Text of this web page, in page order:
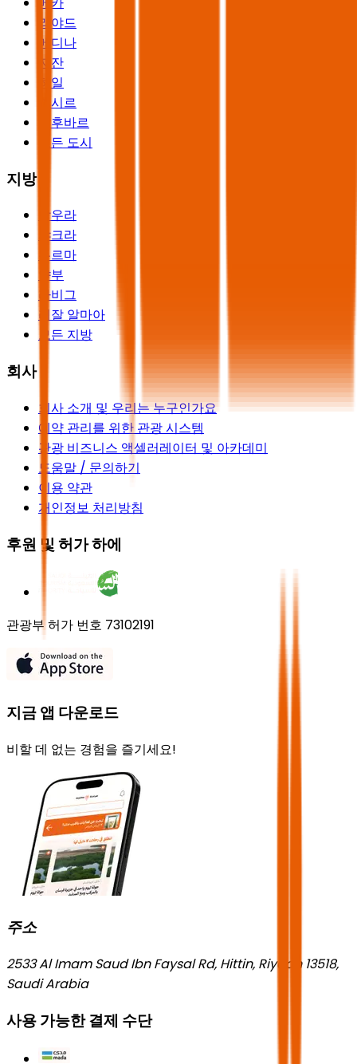
리야드
메디나
자잔
하일
아시르
알후바르
모든 도시
지방
알우라
샤크라
두르마
얀부
라비그
리잘 알마아
모든 지방
회사
회사 소개 및 우리는 누구인가요
예약 관리를 위한 관광 시스템
관광 비즈니스 액셀러레이터 및 아카데미
도움말 / 문의하기
이용 약관
개인정보 처리방침
후원 및 허가 하에
관광부 허가 번호 73102191
지금 앱 다운로드
비할 데 없는 경험을 즐기세요!
주소
2533 Al Imam Saud Ibn Faysal Rd, Hittin, Riyadh 13518,
Saudi Arabia
사용 가능한 결제 수단